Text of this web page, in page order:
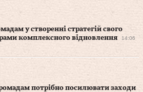
у створенні стратегій свого
комплексного відновлення
14:06
потрібно посилювати заходи